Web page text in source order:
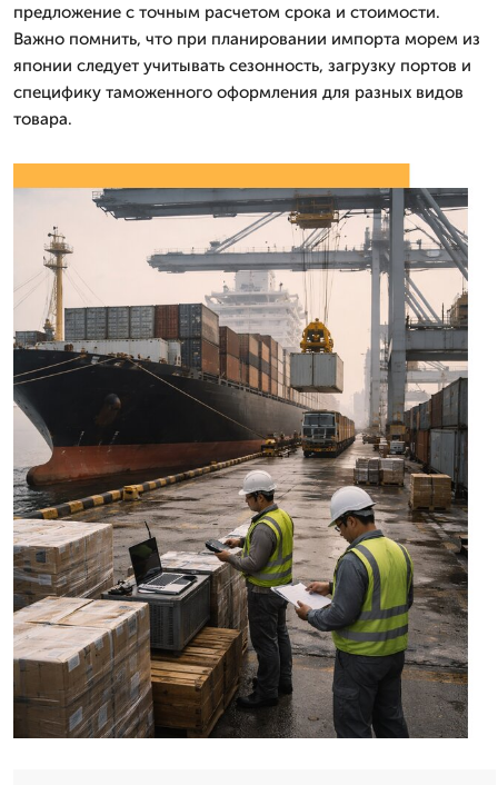
предложение с точным расчетом срока и стоимости.
Важно помнить, что при планировании импорта морем из
японии следует учитывать сезонность, загрузку портов и
специфику таможенного оформления для разных видов
товара.